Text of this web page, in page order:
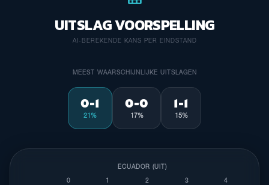
UITSLAG VOORSPELLING
AI-BEREKENDE KANS PER EINDSTAND
MEEST WAARSCHIJNLIJKE UITSLAGEN
0-1
21%
0-0
17%
1-1
15%
ECUADOR (UIT)
0 1 2 3 4